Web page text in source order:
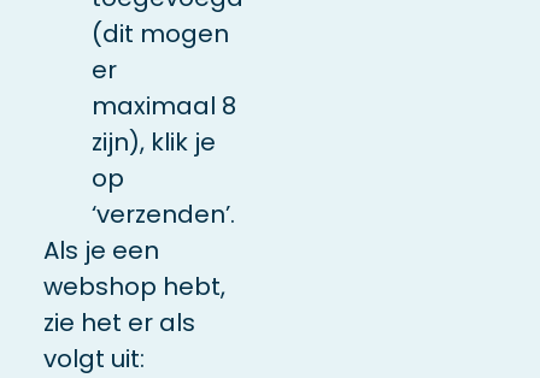
(dit mogen
er
maximaal 8
zijn), klik je
op
‘verzenden’.
Als je een
webshop hebt,
zie het er als
volgt uit: